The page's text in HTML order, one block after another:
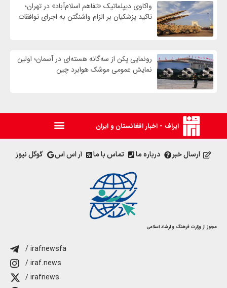
واکاوی دیپلماتیک «تفاهم اسلام‌آباد» در تهران؛
تاکید پزشکیان بر الزام واشنگتن به اجرای توافقات
رونمایی پکن از سه‌گانه هسته‌ای در آسمان؛ اولین
نمایش عمومی موشک هوابرد چین
ایراف - اخبار افغانستان و ایران
ارسال خبر درباره ما تماس با ما آر اس اس گوگل نیوز
مجوز از وزارت فرهنگ و ارشاد اسلامی
/ irafnewsfa
/ iraf.news
/ irafnews